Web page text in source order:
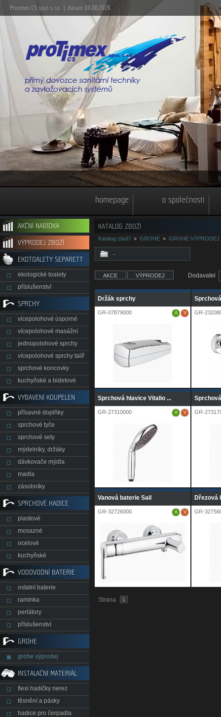
Protimex CS spol. s r.o. | datum: 08.08.2026
homepage o společnosti
AKČNÍ NABÍDKA
VÝPRODEJ ZBOŽÍ
EKOTOALETY SEPARETT
ekologické toalety
příslušenství
SPRCHY
vícepolohové úsporné
vícepolohové masážní
jednopolohové sprchy
vícepolohové sprchy talíř
sprchové koncovky
kuchyňské a bidetové
VYBAVENÍ KOUPELEN
přísavné doplňky
sprchové tyče
sprchové sety
mýdelníky, držáky
dávkovače mýdla
madla
zásobníky
SPRCHOVÉ HADICE
plastové
mosazné
ocelové
kuchyňské
VODOVODNÍ BATERIE
ostatní baterie
ramínka
perlátory
příslušenství
GROHE
grohe výprodej
INSTALAČNÍ MATERIÁL
flexi hadičky nerez
těsnění a pásky
hadice pro čerpadla
KATALOG ZBOŽÍ
Katalog zboží » GROHE » GROHE VÝPRODEJ
..
Dodavatel
AKCE VÝPRODEJ
Držák sprchy
GR-07879000 A V GR-
Sprchová hlavice Vitalio ...
GR-27310000 A V GR-
Vanová baterie Sail
GR-32726000 A V
Dřezová
GR-
Strana 1